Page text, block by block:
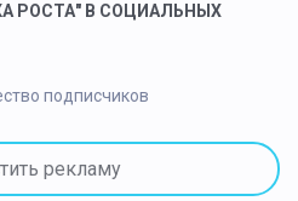
РОСТА" В СОЦИАЛЬНЫХ
подписчиков
рекламу